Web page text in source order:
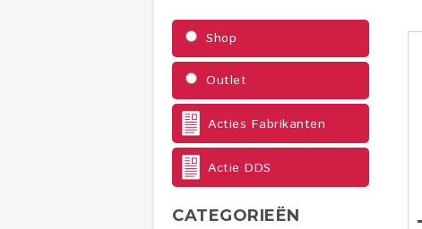
Shop
Outlet
Acties Fabrikanten
Actie DDS
CATEGORIEËN